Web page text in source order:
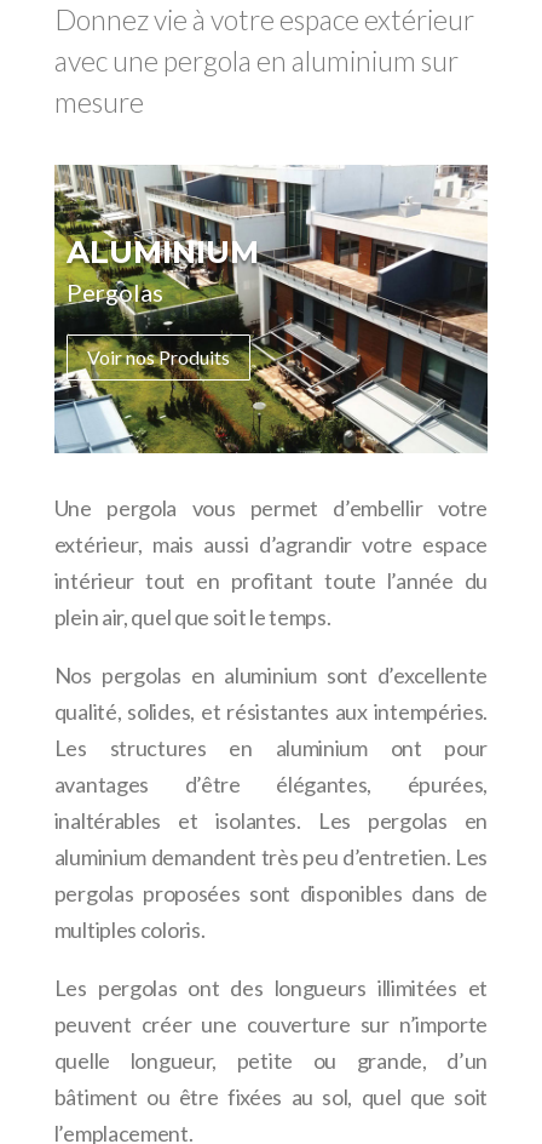
Donnez vie à votre espace extérieur
avec une pergola en aluminium sur
mesure
ALUMINIUM
Pergolas
Voir nos Produits
Une pergola vous permet d’embellir votre
extérieur, mais aussi d’agrandir votre espace
intérieur tout en profitant toute l’année du
plein air, quel que soit le temps.
Nos pergolas en aluminium sont d’excellente
qualité, solides, et résistantes aux intempéries.
Les structures en aluminium ont pour
avantages d’être élégantes, épurées,
inaltérables et isolantes. Les pergolas en
aluminium demandent très peu d’entretien. Les
pergolas proposées sont disponibles dans de
multiples coloris.
Les pergolas ont des longueurs illimitées et
peuvent créer une couverture sur n’importe
quelle longueur, petite ou grande, d’un
bâtiment ou être fixées au sol, quel que soit
l’emplacement.